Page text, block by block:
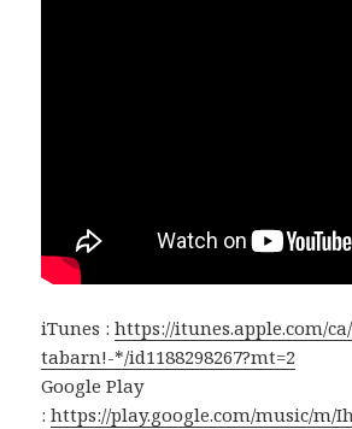
iTunes :https://itunes.apple.com/
tabarn!-*/id1188298267?mt=2
Google Play
:https://play.google.com/music/m/